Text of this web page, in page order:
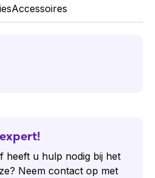
Accessoires
heeft u hulp nodig bij het
Neem contact op met